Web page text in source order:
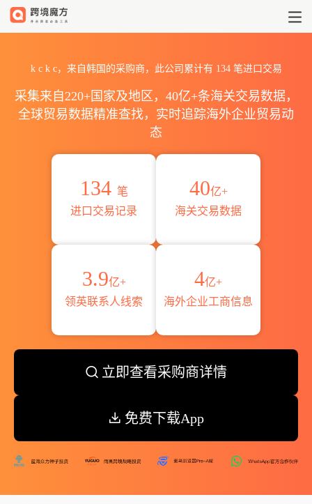
k c k c，来自韩国的采购商，此公司累计有 134笔进口交易
采集来自220+国家及地区，40亿+条海关交易数据，
全球贸易数据精准查找，实时追踪海外企业贸易动
态
134 笔
进口交易记录
40亿+
海关交易数据
3.9亿+
领英联系人线索
4亿+
海外企业工商信息
立即查看采购商详情
免费下载App